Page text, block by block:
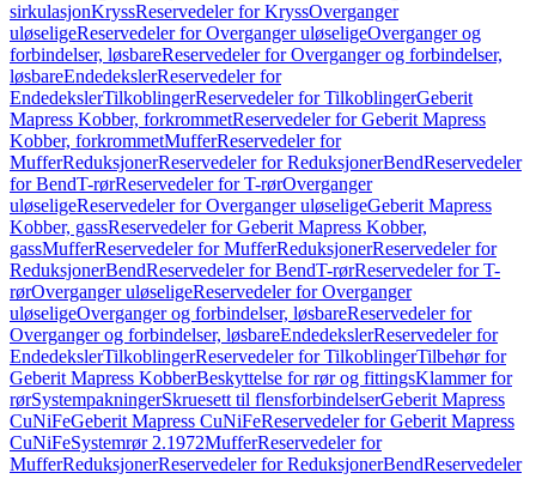
sirkulasjonKryssReservedeler for KryssOverganger
uløseligeReservedeler for Overganger uløseligeOverganger og
forbindelser, løsbareReservedeler for Overganger og forbindelser,
løsbareEndedekslerReservedeler for
EndedekslerTilkoblingerReservedeler for TilkoblingerGeberit
Mapress Kobber, forkrommetReservedeler for Geberit Mapress
Kobber, forkrommetMufferReservedeler for
MufferReduksjonerReservedeler for ReduksjonerBendReservedeler
for BendT-rørReservedeler for T-rørOverganger
uløseligeReservedeler for Overganger uløseligeGeberit Mapress
Kobber, gassReservedeler for Geberit Mapress Kobber,
gassMufferReservedeler for MufferReduksjonerReservedeler for
ReduksjonerBendReservedeler for BendT-rørReservedeler for T-
rørOverganger uløseligeReservedeler for Overganger
uløseligeOverganger og forbindelser, løsbareReservedeler for
Overganger og forbindelser, løsbareEndedekslerReservedeler for
EndedekslerTilkoblingerReservedeler for TilkoblingerTilbehør for
Geberit Mapress KobberBeskyttelse for rør og fittingsKlammer for
rørSystempakningerSkruesett til flensforbindelserGeberit Mapress
CuNiFeGeberit Mapress CuNiFeReservedeler for Geberit Mapress
CuNiFeSystemrør 2.1972MufferReservedeler for
MufferReduksjonerReservedeler for ReduksjonerBendReservedeler